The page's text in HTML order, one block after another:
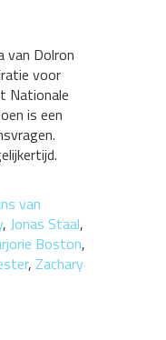
van Dolron
voor
Nationale
is een
van
, Jonas Staal,
Boston,
, Zachary